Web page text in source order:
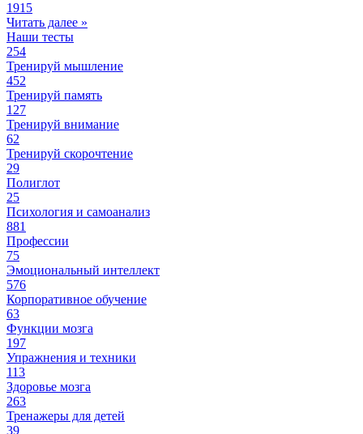
1915
Читать далее »
Наши тесты
254
Тренируй мышление
452
Тренируй память
127
Тренируй внимание
62
Тренируй скорочтение
29
Полиглот
25
Психология и самоанализ
881
Профессии
75
Эмоциональный интеллект
576
Корпоративное обучение
63
Функции мозга
197
Упражнения и техники
113
Здоровье мозга
263
Тренажеры для детей
39